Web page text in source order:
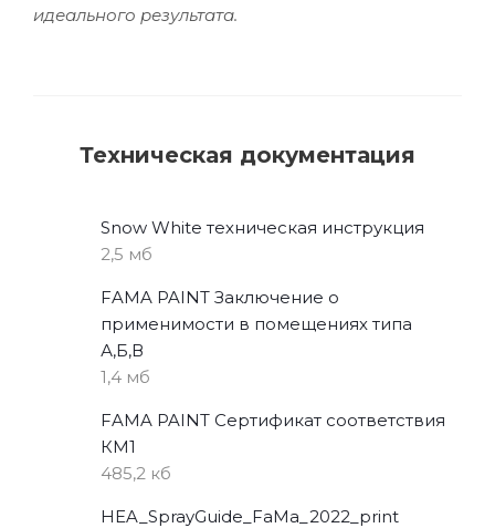
идеального результата.
Техническая документация
Snow White техническая инструкция
2,5 мб
FAMA PAINT Заключение о
применимости в помещениях типа
А,Б,В
1,4 мб
FAMA PAINT Сертификат соответствия
КМ1
485,2 кб
HEA_SprayGuide_FaMa_2022_print